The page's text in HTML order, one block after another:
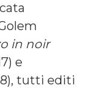
in noir
e
tutti editi